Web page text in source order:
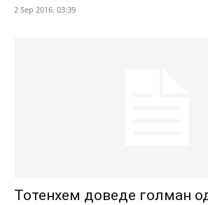
2 Sep 2016. 03:39
Тотенхем доведе голман